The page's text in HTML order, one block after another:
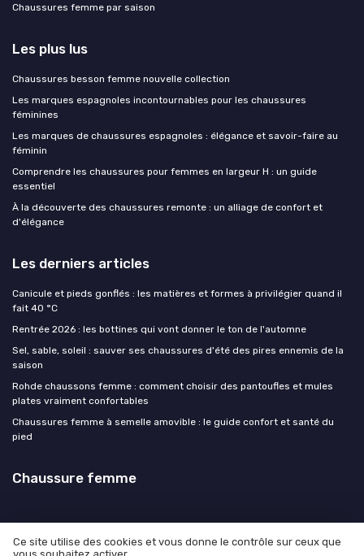
Chaussures femme par saison
Les plus lus
Chaussures besson femme nouvelle collection
Les marques espagnoles incontournables pour les chaussures
féminines
Les marques de chaussures espagnoles : élégance et savoir-faire au
féminin
Comprendre les chaussures pour femmes en largeur H : un guide
essentiel
À la découverte des chaussures remonte : un alliage de confort et
d'élégance
Les derniers articles
Canicule et pieds gonflés : les matières et formes à privilégier quand il
fait 40 °C
Rentrée 2026 : les bottines qui vont donner le ton de l'automne
Sel, sable, soleil : sauver ses chaussures d'été des pires ennemis de la
saison
Rohde chaussons femme : comment choisir des pantoufles et mules
plates vraiment confortables
Chaussures femme à semelle amovible : le guide confort et santé du
pied
Chaussure femme
Ce site utilise des cookies et vous donne le contrôle sur ceux que